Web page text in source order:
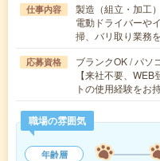
仕事内容
製造（組立・加工）
電動ドライバーや
掃、バリ取り業務
応募資格
ブランクOK / パソ
【来社不要、
トの使用経験をお
職場の雰囲気
年齢層